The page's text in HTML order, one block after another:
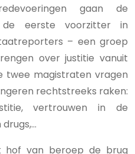
gaan de
de eerste voorzitter in
– een groep
over justitie vanuit
twee magistraten vragen
rechtstreeks raken:
vertrouwen in de
hof van beroep de brug